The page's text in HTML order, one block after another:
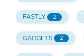
FASTLY 2
GADGETS 2